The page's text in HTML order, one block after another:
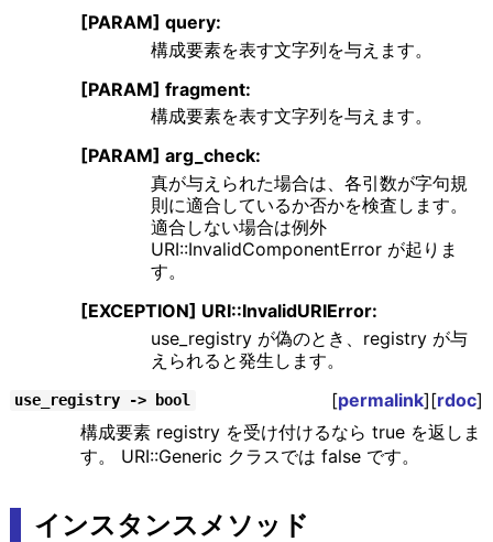
[PARAM] query:
構成要素を表す文字列を与えます。
[PARAM] fragment:
構成要素を表す文字列を与えます。
[PARAM] arg_check:
真が与えられた場合は、各引数が字句規
則に適合しているか否かを検査します。
適合しない場合は例外
URI::InvalidComponentError が起りま
す。
[EXCEPTION] URI::InvalidURIError:
use_registry が偽のとき、registry が与
えられると発生します。
use_registry -> bool [permalink][rdoc]
構成要素 registry を受け付けるなら true を返しま
す。 URI::Generic クラスでは false です。
インスタンスメソッド